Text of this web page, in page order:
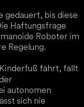
gedauert, bis diese
Haftungsfrage
Roboter im
Regelung.
fährt, fällt
autonomen
sich nie